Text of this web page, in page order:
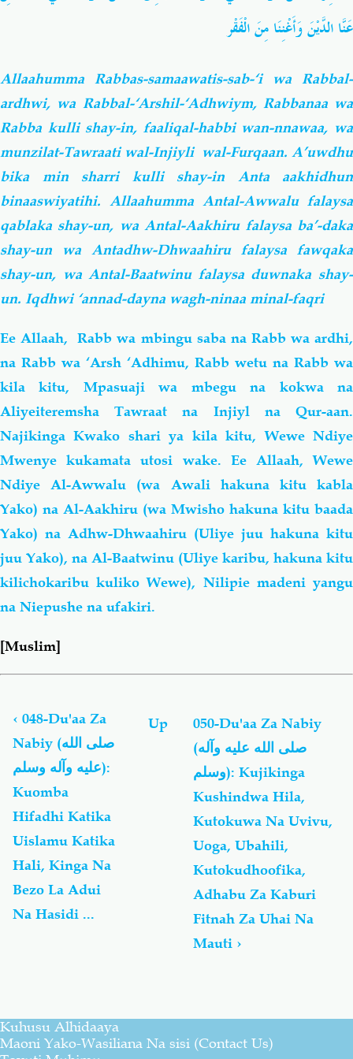
عَنَّا الدَّيْنَ وَأَغْنِنَا مِنَ الْفَقْر
Allaahumma Rabbas-samaawatis-sab-‘i wa Rabbal-
ardhwi, wa Rabbal-‘Arshil-‘Adhwiym, Rabbanaa wa
Rabba kulli shay-in, faaliqal-habbi wan-nnawaa, wa
munzilat-Tawraati wal-Injiyli wal-Furqaan. A’uwdhu
bika min sharri kulli shay-in Anta aakhidhun
binaaswiyatihi. Allaahumma Antal-Awwalu falaysa
qablaka shay-un, wa Antal-Aakhiru falaysa ba’-daka
shay-un wa Antadhw-Dhwaahiru falaysa fawqaka
shay-un, wa Antal-Baatwinu falaysa duwnaka shay-
un. Iqdhwi ‘annad-dayna wagh-ninaa minal-faqri
Ee Allaah, Rabb wa mbingu saba na Rabb wa ardhi,
na Rabb wa ‘Arsh ‘Adhimu, Rabb wetu na Rabb wa
kila kitu, Mpasuaji wa mbegu na kokwa na
Aliyeiteremsha Tawraat na Injiyl na Qur-aan.
Najikinga Kwako shari ya kila kitu, Wewe Ndiye
Mwenye kukamata utosi wake. Ee Allaah, Wewe
Ndiye Al-Awwalu (wa Awali hakuna kitu kabla
Yako) na Al-Aakhiru (wa Mwisho hakuna kitu baada
Yako) na Adhw-Dhwaahiru (Uliye juu hakuna kitu
juu Yako), na Al-Baatwinu (Uliye karibu, hakuna kitu
kilichokaribu kuliko Wewe), Nilipie madeni yangu
na Niepushe na ufakiri.
[Muslim]
links
for
Du'aa
Za
Nabiy
الله
عليه
وآله
وسلم)
‹ 048-Du'aa Za
Nabiy (صلى الله
عليه وآله وسلم):
Kuomba
Hifadhi Katika
Uislamu Katika
Hali, Kinga Na
Bezo La Adui
Na Hasidi ...
Up
050-Du'aa Za Nabiy
(صلى الله عليه وآله
وسلم): Kujikinga
Kushindwa Hila,
Kutokuwa Na Uvivu,
Uoga, Ubahili,
Kutokudhoofika,
Adhabu Za Kaburi
Fitnah Za Uhai Na
Mauti ›
Kuhusu Alhidaaya
Maoni Yako-Wasiliana Na sisi (Contact Us)